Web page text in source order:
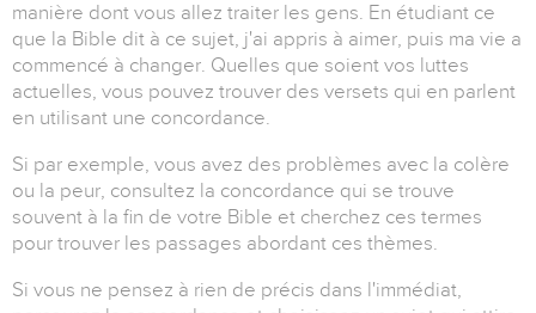
manière dont vous allez traiter les gens. En étudiant ce
que la Bible dit à ce sujet, j'ai appris à aimer, puis ma vie a
commencé à changer. Quelles que soient vos luttes
actuelles, vous pouvez trouver des versets qui en parlent
en utilisant une concordance.
Si par exemple, vous avez des problèmes avec la colère
ou la peur, consultez la concordance qui se trouve
souvent à la fin de votre Bible et cherchez ces termes
pour trouver les passages abordant ces thèmes.
Si vous ne pensez à rien de précis dans l'immédiat,